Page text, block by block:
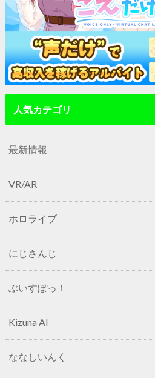
人気カテゴリ
最新情報
VR/AR
ホロライブ
にじさんじ
ぶいすぽっ！
Kizuna AI
ななしいんく